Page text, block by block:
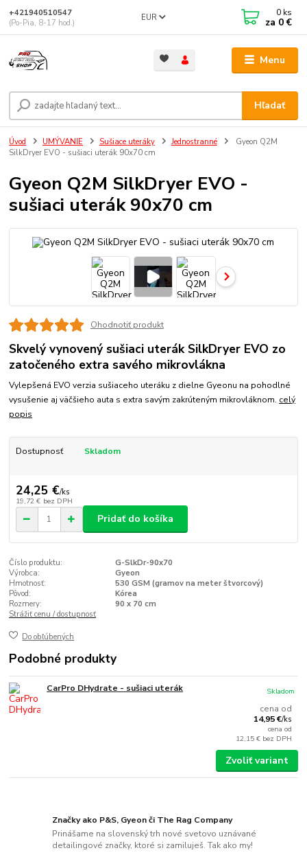
Menu
EUR
Hľadať
+421940510547
(Po-Pia, 8-17 hod.)
0 ks
za 0 €
Úvod UMÝVANIE Sušiace uteráky Jednostranné
Gyeon Q2M
SilkDryer EVO - sušiaci uterák 90x70 cm
Gyeon Q2M SilkDryer EVO -
sušiaci uterák 90x70 cm
Ohodnotiť produkt
Skvelý vynovený sušiaci uterák SilkDryer EVO zo
zatočeného extra savého mikrovlákna
Vylepšená EVO verzia sušiaceho uteráku z dielne Gyeonu na pohodlné
vysušenie aj väčšieho auta s extra savým zakrúteným mikrovláknom. celý
popis
Dostupnosť Skladom
24,25 €/ks
19,72 € bez DPH
Pridať do košíka
Číslo produktu:
G-SlkDr-90x70
Výrobca:
Gyeon
Hmotnosť:
530 GSM (gramov na meter štvorcový)
Pôvod:
Kórea
Rozmery:
90 x 70 cm
Strážiť cenu / dostupnosť
Do obľúbených
Podobné produkty
CarPro DHydrate - sušiaci uterák
cena od
14,95 €/ks
cena od
12,15 € bez DPH
Skladom
Zvoliť variant
Značky ako P&S, Gyeon či The Rag Company
Prinášame na slovenský trh nové svetovo uznávané
detailingové značky, ktoré si zamiluješ. Tak ako my!